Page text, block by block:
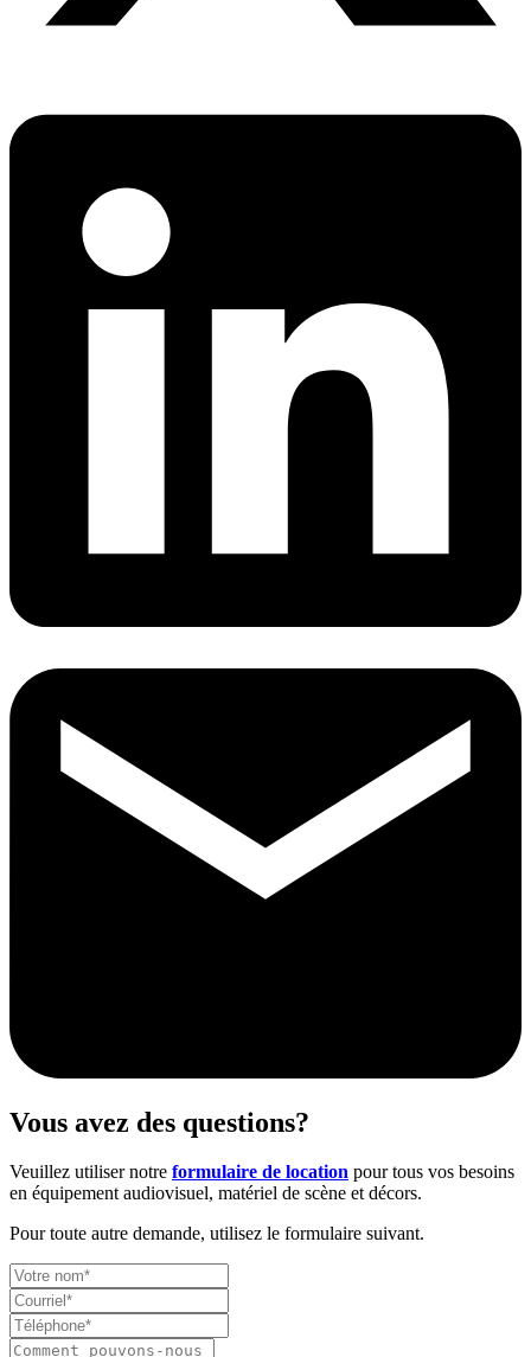
Vous avez des questions?
Veuillez utiliser notre formulaire de location pour tous vos besoins
en équipement audiovisuel, matériel de scène et décors.
Pour toute autre demande, utilisez le formulaire suivant.